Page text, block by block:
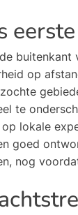
op
te
op lokale
goed
nog